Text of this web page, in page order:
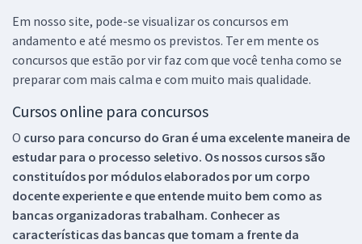
Em nosso site, pode-se visualizar os concursos em
andamento e até mesmo os previstos. Ter em mente os
concursos que estão por vir faz com que você tenha como se
preparar com mais calma e com muito mais qualidade.
Cursos online para concursos
O curso para concurso do Gran é uma excelente maneira de
estudar para o processo seletivo. Os nossos cursos são
constituídos por módulos elaborados por um corpo
docente experiente e que entende muito bem como as
bancas organizadoras trabalham. Conhecer as
características das bancas que tomam a frente da